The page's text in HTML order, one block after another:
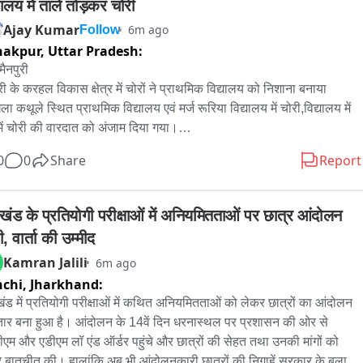
में ताले तोड़कर चोरी
Ajay KumarFollow 6m ago
Uttar Pradesh:
के करहल विकास क्षेत्र में चोरों ने प्राथमिक विद्यालय को निशाना बनाया
कथूले स्थित प्राथमिक विद्यालय एवं मर्ज रूरिया विद्यालय में चोरी,विद्यालय में
चोरी की वारदात को अंजाम दिया गया।
ग्रामीणों ने स्टाफ को सूचना दी,मौके पर पहुंचे तो देखा कि स्कूल के सभी
और रसोई के ताले तोड़ दिए गए हैं।
डे-मील के बर्तन,2 गैस सिलेंडर,1 बोरा राशन,लैपटॉप,टेबलेट,5 पंखे,स्पोर्ट्स
किट,मैथ किट,साउंड सिस्टम और जरूरी रजिस्टर भी उठा ले गए।112के
से पुलिस को दी गई सूचना है।
प्रशासन ने कुर्रा थाने में तहरीर देकर रिपोर्ट दर्ज करने और कार्रवाई की मांग
0 Share Report
के प्रतियोगी परीक्षाओं में अनियमितताओं पर छात्र आंदोलन
वार्ता की उम्मीद
Kamran Jalili 6m ago
Jharkhand:
में प्रतियोगी परीक्षाओं में कथित अनियमितताओं को लेकर छात्रों का आंदोलन
बना हुआ है। आंदोलन के 14वें दिन धरनास्थल पर प्रशासन की ओर से
और एडीएम लॉ एंड ऑर्डर पहुंचे और छात्रों की सेहत तथा उनकी मांगों को